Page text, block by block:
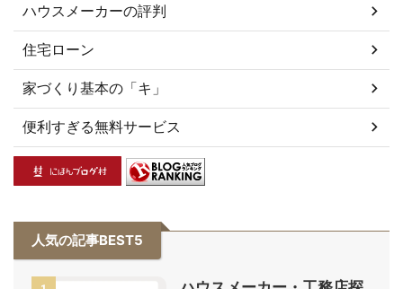
ハウスメーカーの評判
住宅ローン
家づくり基本の「キ」
便利すぎる無料サービス
人気の記事BEST5